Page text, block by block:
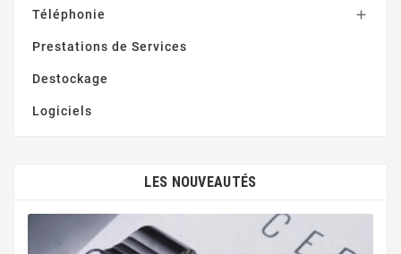
Téléphonie 
Prestations de Services
Destockage
Logiciels
LES NOUVEAUTÉS